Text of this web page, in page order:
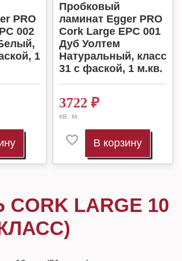
PRO
002
1
Пробковый
ламинат Egger PRO
Cork Large EPC 001
Дуб Уолтем
Натуральный, класс
31 с фаской, 1 м.кв.
3722 ₽
кв. м.
В корзину
LARGE 10